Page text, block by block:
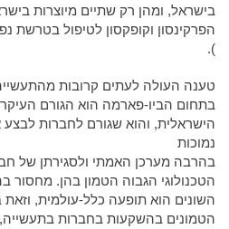
בישראל, ומהן רק שתיים מיוצרות
).
טענה העולה לעתים קרובות
בתחום הביו-פארמה הוא הגורם
הישראלית, והוא שגורם לחברות
נמוכות
בהרבה מערכן האמתי ולסגירתן של
הטכנולוגי הגבוה הטמון בהן. מחסור
השונים הוא תופעה כלל-עולמית, וזאת
הטמונים בהשקעות בחברות בתעשייה,